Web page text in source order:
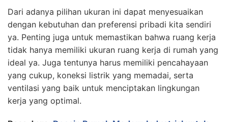
Dari adanya pilihan ukuran ini dapat menyesuaikan
dengan kebutuhan dan preferensi pribadi kita sendiri
ya. Penting juga untuk memastikan bahwa ruang kerja
tidak hanya memiliki ukuran ruang kerja di rumah yang
ideal ya. Juga tentunya harus memiliki pencahayaan
yang cukup, koneksi listrik yang memadai, serta
ventilasi yang baik untuk menciptakan lingkungan
kerja yang optimal.